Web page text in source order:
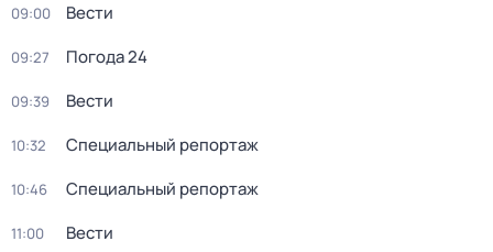
09:00 Вести
09:27 Погода 24
09:39 Вести
10:32 Специальный репортаж
10:46 Специальный репортаж
11:00 Вести